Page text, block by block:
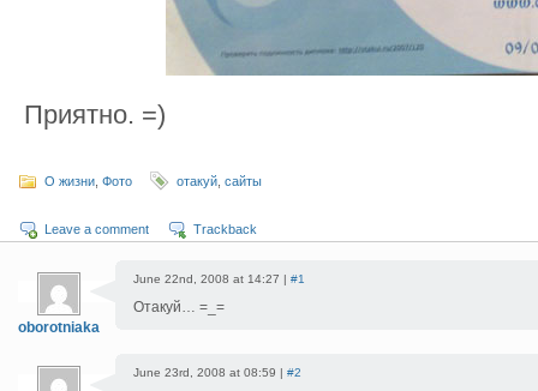
Приятно. =)
О жизни Фото отакуй сайты
Leave a comment Trackback
oborotniaka
June 22nd, 2008 at 14:27 | #1
Отакуй… =_=
June 23rd, 2008 at 08:59 | #2